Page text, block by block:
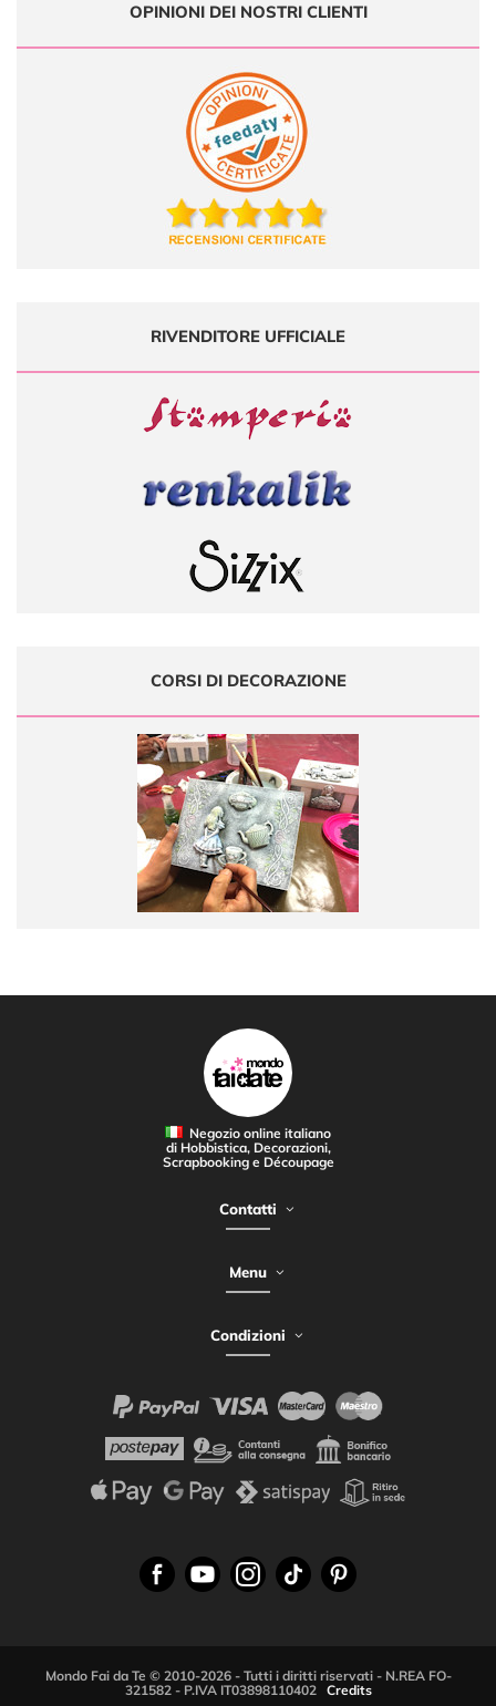
OPINIONI DEI NOSTRI CLIENTI
RIVENDITORE UFFICIALE
CORSI DI DECORAZIONE
Negozio online italiano
di Hobbistica, Decorazioni,
Scrapbooking e Découpage
Contatti
Menu
Condizioni
Mondo Fai da Te © 2010-2026 - Tutti i diritti riservati - N.REA FO-
321582 - P.IVA IT03898110402 Credits